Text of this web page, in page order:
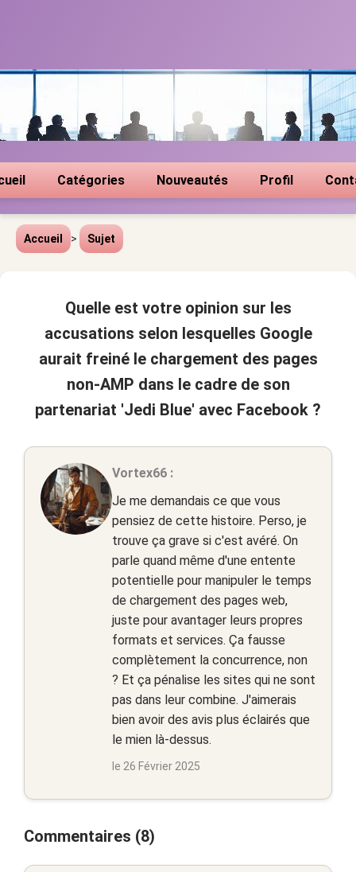
Catégories Nouveautés Profil
Accueil > Sujet
Quelle est votre opinion sur les
accusations selon lesquelles Google
aurait freiné le chargement des pages
non-AMP dans le cadre de son
partenariat 'Jedi Blue' avec Facebook ?
Vortex66 :
Je me demandais ce que vous
pensiez de cette histoire. Perso, je
trouve ça grave si c'est avéré. On
parle quand même d'une entente
potentielle pour manipuler le temps
de chargement des pages web,
juste pour avantager leurs propres
formats et services. Ça fausse
complètement la concurrence, non
? Et ça pénalise les sites qui ne sont
pas dans leur combine. J'aimerais
bien avoir des avis plus éclairés que
le mien là-dessus.
le 26 Février 2025
Commentaires (8)